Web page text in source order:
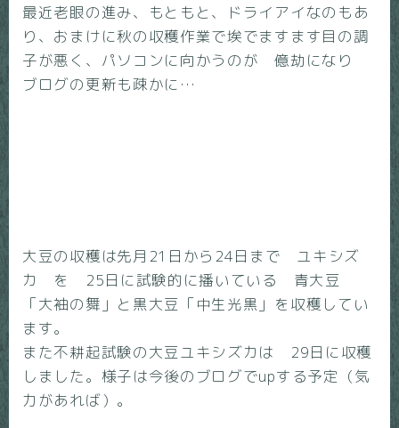
最近老眼の進み、もともと、ドライアイなのもあ
り、おまけに秋の収穫作業で埃でますます目の調
子が悪く、パソコンに向かうのが 億劫になり
ブログの更新も疎かに…
大豆の収穫は先月21日から24日まで ユキシズ
カ を 25日に試験的に播いている 青大豆
「大袖の舞」と黒大豆「中生光黒」を収穫してい
ます。
また不耕起試験の大豆ユキシズカは 29日に収穫
しました。様子は今後のブログでupする予定（気
力があれば）。